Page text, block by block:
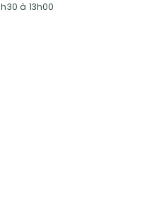
à 13h00